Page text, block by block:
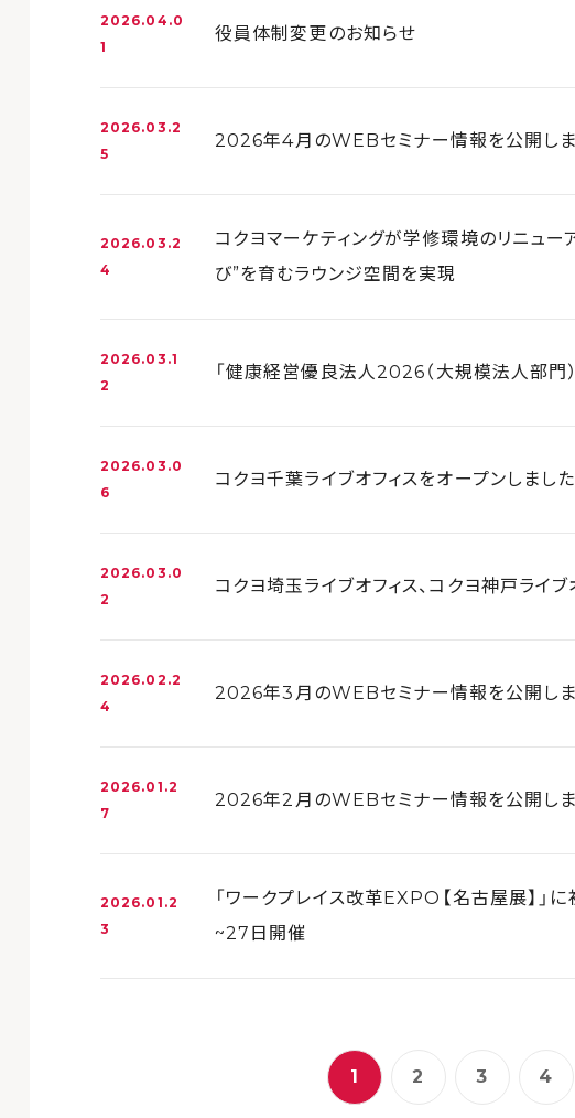
2026.04.0
1
役員体制変更のお知らせ
2026.03.2
5
2026年4月のWEBセミナー情報を公開し
2026.03.2
4
コクヨマーケティングが学修環境のリニュ
び”を育むラウンジ空間を実現
2026.03.1
2
「健康経営優良法人2026（大規模法人部門
2026.03.0
6
コクヨ千葉ライブオフィスをオープンしました
2026.03.0
2
コクヨ埼玉ライブオフィス、コクヨ神戸ライ
2026.02.2
4
2026年3月のWEBセミナー情報を公開し
2026.01.2
7
2026年2月のWEBセミナー情報を公開し
2026.01.2
3
「ワークプレイス改革EXPO【名古屋展】
~27日開催
1 2 3 4